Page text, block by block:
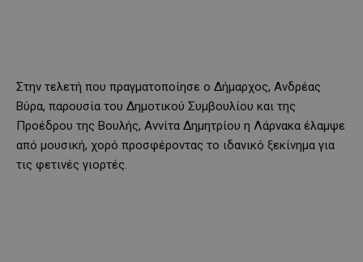
Στην τελετή που πραγματοποίησε ο Δήμαρχος, Ανδρέας
Βύρα, παρουσία του Δημοτικού Συμβουλίου και της
Προέδρου της Βουλής, Αννίτα Δημητρίου η Λάρνακα έλαμψε
από μουσική, χορό προσφέροντας το ιδανικό ξεκίνημα για
τις φετινές γιορτές.